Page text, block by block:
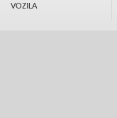
VOZILA